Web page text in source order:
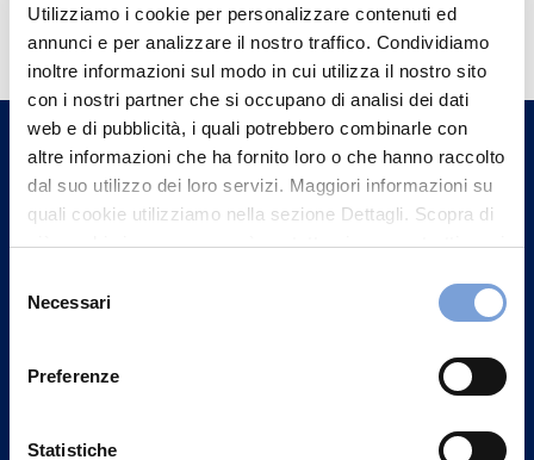
Utilizziamo i cookie per personalizzare contenuti ed
annunci e per analizzare il nostro traffico. Condividiamo
inoltre informazioni sul modo in cui utilizza il nostro sito
con i nostri partner che si occupano di analisi dei dati
web e di pubblicità, i quali potrebbero combinarle con
altre informazioni che ha fornito loro o che hanno raccolto
dal suo utilizzo dei loro servizi. Maggiori informazioni su
quali cookie utilizziamo nella sezione Dettagli. Scopra di
più su chi siamo, come può contattarci e come trattiamo i
può trovare nel footer del sito nella sezione "Informativa
delNecessari
Preferenze
Statistiche
Hai bisogno di
informazioni?
Trova l'Agenzia più vicina a te e parla con
un nostro Agente.
Contattaci